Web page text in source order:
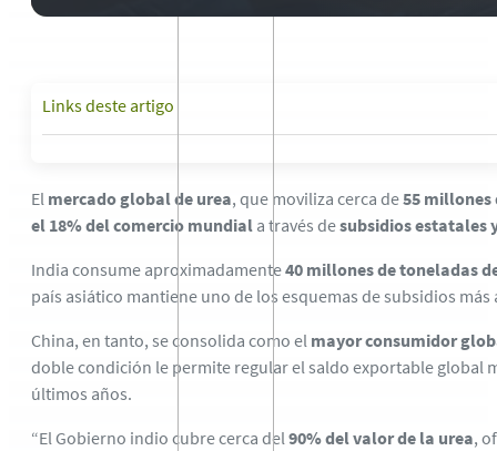
Links deste artigo
El mercado global de urea, que moviliza cerca de55 millones
el 18% del comercio mundial a través desubsidios estatales
India consume aproximadamente40 millones de toneladas
país asiático mantiene uno de los esquemas de subsidios
China, en tanto, se consolida como el mayor consumidor
doble condición le permite regular el saldo exportable global
últimos años.
“El Gobierno indio cubre cerca del 90% del valor de la urea,